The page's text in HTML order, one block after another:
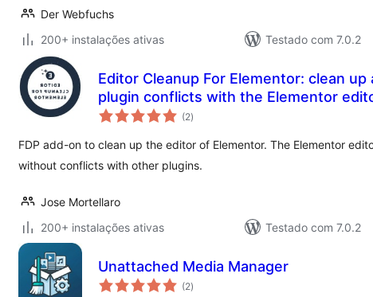
Der Webfuchs
200+ instalações ativas
Testado com 7.0.2
Editor Cleanup For Elementor: clean up
plugin conflicts with the Elementor
(2avaliações
totais
)
FDP add-on to clean up the editor of Elementor. The Elementor
without conflicts with other plugins.
Jose Mortellaro
200+ instalações ativas
Testado com 7.0.2
Unattached Media Manager
(2avaliações
totais
)